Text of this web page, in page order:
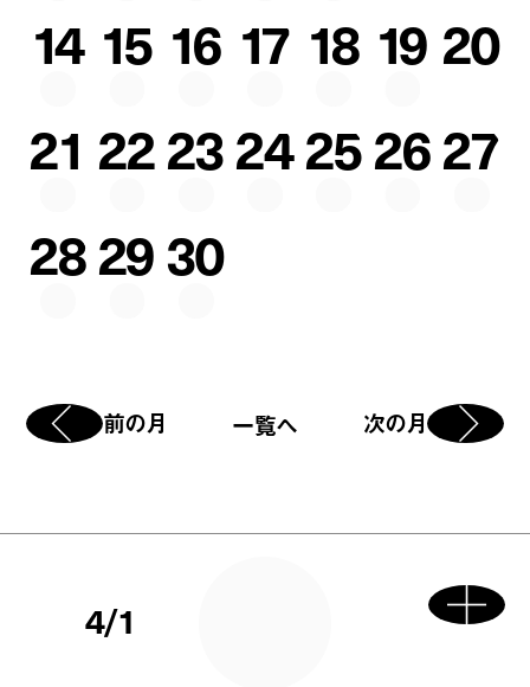
14 15 16 17 18 19 20
21 222324252627
282930
前の月 一覧へ 次の月
4/1